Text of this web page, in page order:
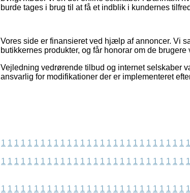
burde tages i brug til at få et indblik i kundernes
Vores side er finansieret ved hjælp af annoncer. Vi
butikkernes produkter, og får honorar om de
Vejledning vedrørende tilbud og internet selskaber
ansvarlig for modifikationer der er implementeret
1 1 1 1 1 1 1 1 1 1 1 1 1 1 1 1 1 1 1 1 1 1 1 1 1 1 1 1 1
1 1 1 1 1 1 1 1 1 1 1 1 1 1 1 1 1 1 1 1 1 1 1 1 1 1 1 1 1
1 1 1 1 1 1 1 1 1 1 1 1 1 1 1 1 1 1 1 1 1 1 1 1 1 1 1 1 1